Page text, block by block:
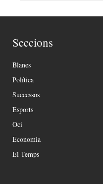
Seccions
Blanes
Política
Successos
Esports
Oci
Economia
El Temps